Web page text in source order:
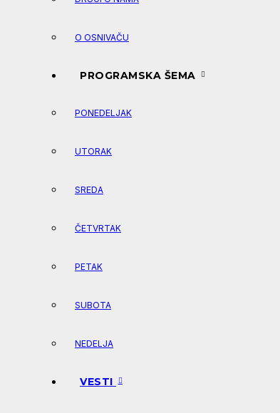
O OSNIVAČU
PROGRAMSKA ŠEMA
PONEDELJAK
UTORAK
SREDA
ČETVRTAK
PETAK
SUBOTA
NEDELJA
VESTI